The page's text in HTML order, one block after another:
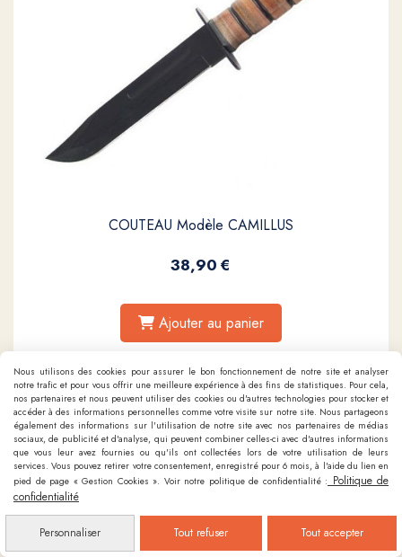
COUTEAU Modèle CAMILLUS
38,90€
Ajouter au panier
Nous utilisons des cookies pour assurer le bon fonctionnement de notre site et analyser
notre trafic et pour vous offrir une meilleure expérience à des fins de statistiques. Pour cela,
nos partenaires et nous peuvent utiliser des cookies ou d'autres technologies pour stocker et
accéder à des informations personnelles comme votre visite sur notre site. Nous partageons
également des informations sur l'utilisation de notre site avec nos partenaires de médias
sociaux, de publicité et d'analyse, qui peuvent combiner celles-ci avec d'autres informations
que vous leur avez fournies ou qu'ils ont collectées lors de votre utilisation de leurs
services. Vous pouvez retirer votre consentement, enregistré pour 6 mois, à l'aide du lien en
pied de page « Gestion Cookies ». Voir notre politique de confidentialité : Politique de
confidentialité
Personnaliser Tout refuser Tout accepter